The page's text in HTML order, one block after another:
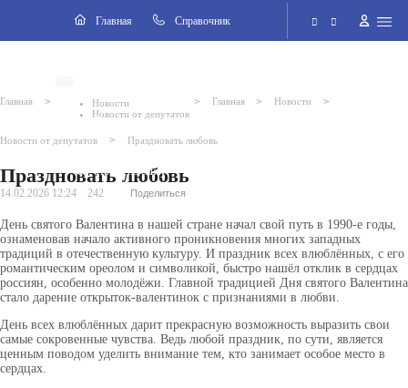
Главная Cправочник
Версия для слабовидящих
Поиск по сайту
Главная >
Новости
Новости от депутатов
> Главная > Новости >
Новости от депутатов > Праздновать любовь
Праздновать любовь
14.02.2026 12:24 242 Поделиться
День святого Валентина в нашей стране начал свой путь в 1990-е годы,
ознаменовав начало активного проникновения многих западных
традиций в отечественную культуру. И праздник всех влюблённых, с его
романтическим ореолом и символикой, быстро нашёл отклик в сердцах
россиян, особенно молодёжи. Главной традицией Дня святого Валентина
стало дарение открыток-валентинок с признаниями в любви.
День всех влюблённых дарит прекрасную возможность выразить свои
самые сокровенные чувства. Ведь любой праздник, по сути, является
ценным поводом уделить внимание тем, кто занимает особое место в
сердцах.